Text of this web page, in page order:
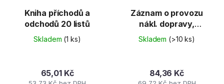
Kniha příchodů a
odchodů 20 listů
Skladem (1 ks)
65,01 Kč
Záznam o provozu
nákl. dopravy,
číslovaný, puťovka
recy 50listů
Skladem (>10 ks)
84,36 Kč